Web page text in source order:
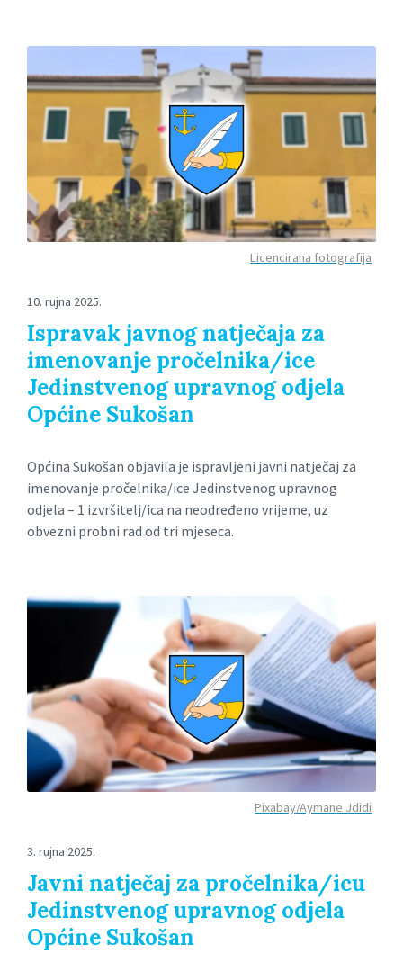
Licencirana fotografija
10. rujna 2025.
Ispravak javnog natječaja za
imenovanje pročelnika/ice
Jedinstvenog upravnog odjela
Općine Sukošan
Općina Sukošan objavila je ispravljeni javni natječaj za
imenovanje pročelnika/ice Jedinstvenog upravnog
odjela – 1 izvršitelj/ica na neodređeno vrijeme, uz
obvezni probni rad od tri mjeseca.
Pixabay/Aymane Jdidi
3. rujna 2025.
Javni natječaj za pročelnika/icu
Jedinstvenog upravnog odjela
Općine Sukošan